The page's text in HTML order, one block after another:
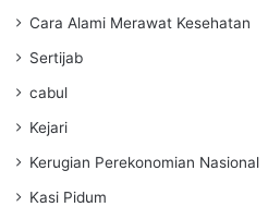
Cara Alami Merawat Kesehatan
Sertijab
cabul
Kejari
Kerugian Perekonomian Nasional
Kasi Pidum